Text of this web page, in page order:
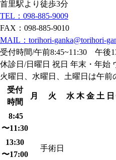
首里駅より徒歩3分
TEL：098-885-9009
FAX：098-885-9010
MAIL：torihori-ganka@torihori-
受付時間/午前8:45~11:30 午後
休診日/日曜日 祝日 年末・年始
火曜日、水曜日、土曜日は午前
受付
時間
月 火 水 木 金 土
8:45
〜11:30
13:30
〜17:00
手術日